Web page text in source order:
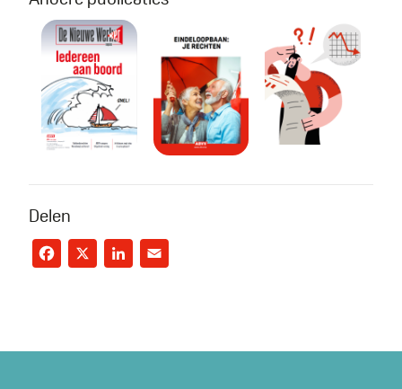
De Nieuwe Werker #4 2026
Eindeloopbaan: je rechten
Wegwijzer:
Delen
Facebook
X LinkedIn